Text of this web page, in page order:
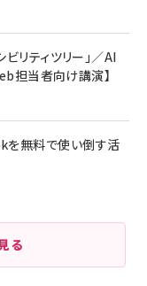
リティツリー」／AI
担当者向け講演】
無料で使い倒す活
る